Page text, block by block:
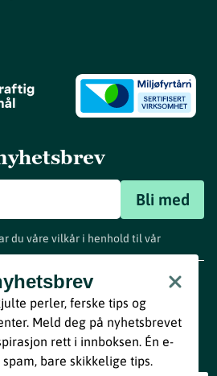
Bli med
du våre vilkår i henhold til vår
perler, ferske tips og
Meld deg på nyhetsbrevet
rett i innboksen. Én e-
bare skikkelige tips.